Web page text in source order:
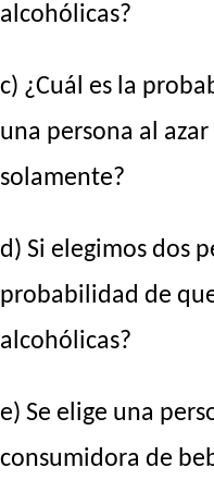
alcohólicas?
c) ¿Cuál es la
una persona al
solamente?
d) Si elegimos dos
probabilidad de
alcohólicas?
e) Se elige una
consumidora de